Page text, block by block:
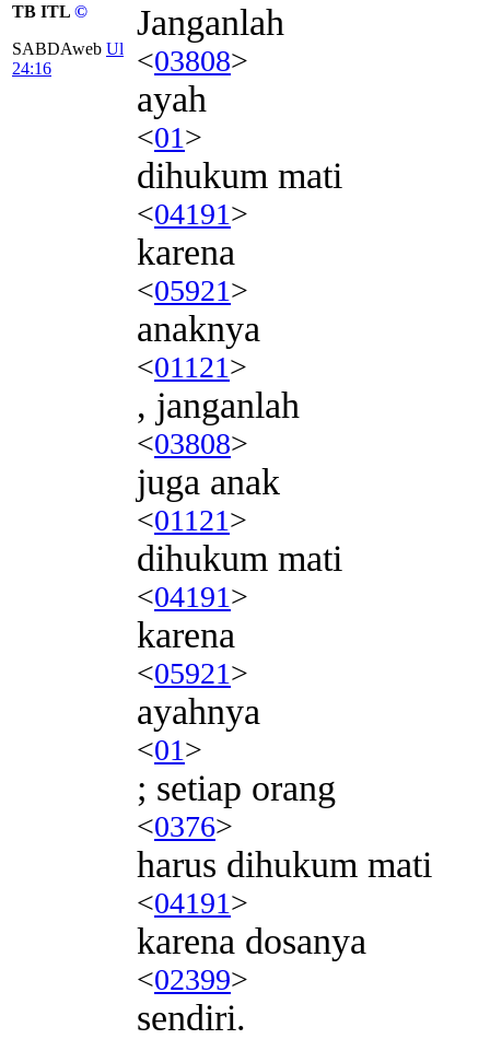
TB ITL ©
SABDAweb Ul
24:16
Janganlah
<03808>
ayah
<01>
dihukum mati
<04191>
karena
<05921>
anaknya
<01121>
, janganlah
<03808>
juga anak
<01121>
dihukum mati
<04191>
karena
<05921>
ayahnya
<01>
; setiap orang
<0376>
harus dihukum mati
<04191>
karena dosanya
<02399>
sendiri.